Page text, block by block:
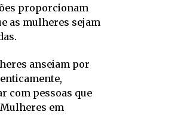
proporcionam
as mulheres sejam
anseiam por
com pessoas que
em